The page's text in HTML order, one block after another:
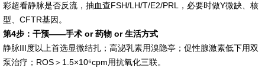
彩超看静脉是否反流，抽血查FSH/LH/T/E2/PRL，必要时做Y微缺、核
型、CFTR基因。
第4步：干预——手术 or 药物 or 生活方式
静脉III度以上首选显微结扎；高泌乳素用溴隐亭；促性腺激素低下用双
泵治疗；ROS＞1.5×10⁶cpm用抗氧化三联。